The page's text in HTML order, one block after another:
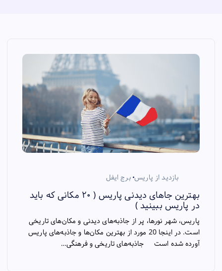
بازدید از پاریس برج ایفل
بهترین جاهای دیدنی پاریس ( ۲۰ مکانی که باید
در پاریس ببینید )
پاریس، شهر نورها، پر از جاذبه‌های دیدنی و مکان‌های تاریخی
است. در اینجا 20 مورد از بهترین مکان‌ها و جاذبه‌های پاریس
آورده شده است جاذبه‌های تاریخی و فرهنگی…